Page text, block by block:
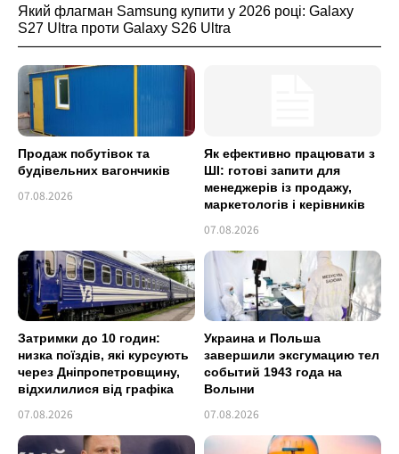
Продаж побутівок та
будівельних вагончиків
07.08.2026
Як ефективно працювати з
ШІ: готові запити для
менеджерів із продажу,
маркетологів і керівників
07.08.2026
Затримки до 10 годин:
низка поїздів, які курсують
через Дніпропетровщину,
відхилилися від графіка
07.08.2026
Украина и Польша
завершили эксгумацию тел
событий 1943 года на
Волыни
07.08.2026
Який флагман Samsung купити у 2026 році: Galaxy
S27 Ultra проти Galaxy S26 Ultra